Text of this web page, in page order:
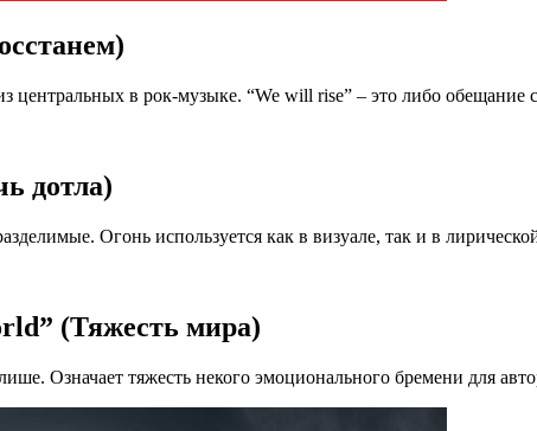
центральных в рок-музыке. “We will rise” – это либо
дотла)
Огонь используется как в визуале, так и в
(Тяжесть мира)
Означает тяжесть некого эмоционального бремени для